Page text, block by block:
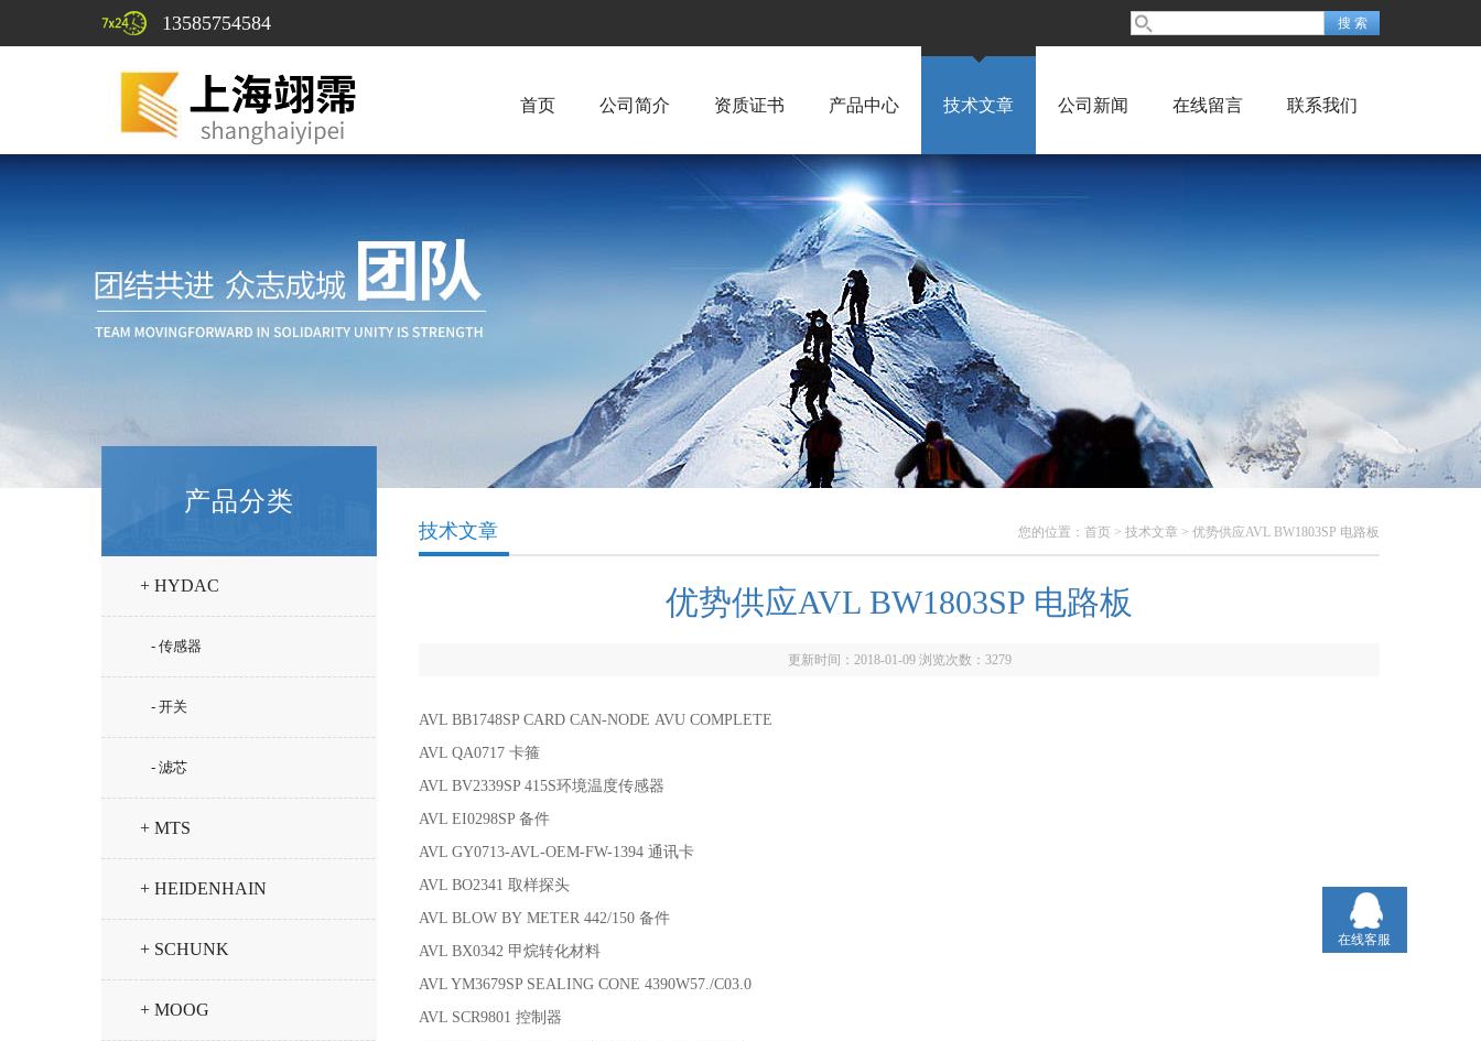
13585754584
首页 公司简介 资质证书 产品中心 技术文章 公司新闻 在线留言 联系我们
产品分类
+ HYDAC
- 传感器
- 开关
- 滤芯
+ MTS
+ HEIDENHAIN
+ SCHUNK
+ MOOG
您的位置： 首页 > 技术文章 > 优势供应AVL BW1803SP 电路板
技术文章
优势供应AVL BW1803SP 电路板
更新时间：2018-01-09 浏览次数： 3279
AVL BB1748SP CARD CAN-NODE AVU COMPLETE
AVL QA0717 卡箍
AVL BV2339SP 415S环境温度传感器
AVL EI0298SP 备件
AVL GY0713-AVL-OEM-FW-1394 通讯卡
AVL BO2341 取样探头
AVL BLOW BY METER 442/150 备件
AVL BX0342 甲烷转化材料
AVL YM3679SP SEALING CONE 4390W57./C03.0
AVL SCR9801 控制器
在线客服